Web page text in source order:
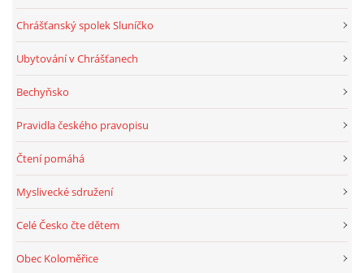
Chrášťanský spolek Sluníčko
Ubytování v Chrášťanech
Bechyňsko
Pravidla českého pravopisu
Čtení pomáhá
Myslivecké sdružení
Celé Česko čte dětem
Obec Koloměřice